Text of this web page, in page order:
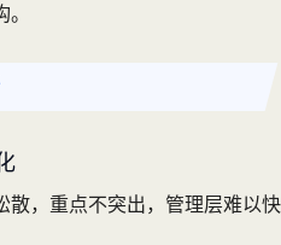
散，重点不突出，管理层难以快